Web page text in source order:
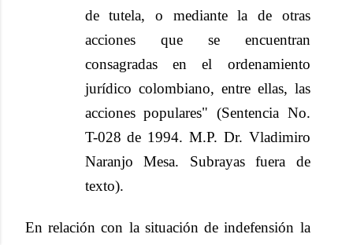
de tutela, o mediante la de otras
acciones que se encuentran
consagradas en el ordenamiento
jurídico colombiano, entre ellas, las
acciones populares" (Sentencia No.
T-028 de 1994. M.P. Dr. Vladimiro
Naranjo Mesa. Subrayas fuera de
texto).
En relación con la situación de indefensión la